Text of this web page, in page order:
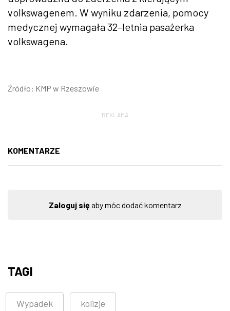
volkswagenem. W wyniku zdarzenia, pomocy
medycznej wymagała 32–letnia pasażerka
volkswagena.
Źródło: KMP w Rzeszowie
REKLAMA
KOMENTARZE
Zaloguj sięaby móc dodać komentarz
TAGI
Wypadek kolizje